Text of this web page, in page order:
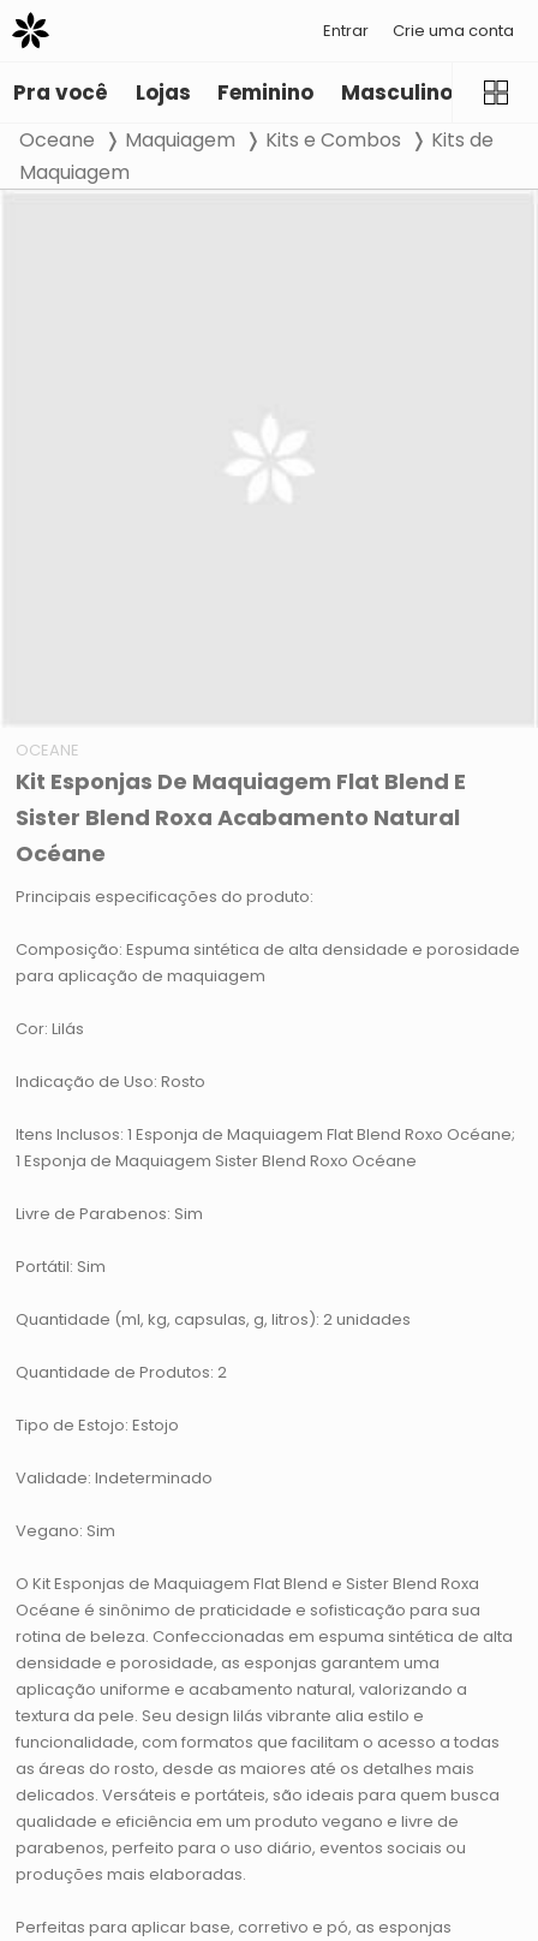
Entrar Crie uma conta
Pra você Lojas Feminino Masculino
Oceane Maquiagem Kits e Combos
Kits de
Maquiagem
OCEANE
Kit Esponjas De Maquiagem Flat Blend E
Sister Blend Roxa Acabamento Natural
Océane
Principais especificações do produto:
Composição: Espuma sintética de alta densidade e porosidade
para aplicação de maquiagem
Cor: Lilás
Indicação de Uso: Rosto
Itens Inclusos: 1 Esponja de Maquiagem Flat Blend Roxo Océane;
1 Esponja de Maquiagem Sister Blend Roxo Océane
Livre de Parabenos: Sim
Portátil: Sim
Quantidade (ml, kg, capsulas, g, litros): 2 unidades
Quantidade de Produtos: 2
Tipo de Estojo: Estojo
Validade: Indeterminado
Vegano: Sim
O Kit Esponjas de Maquiagem Flat Blend e Sister Blend Roxa
Océane é sinônimo de praticidade e sofisticação para sua
rotina de beleza. Confeccionadas em espuma sintética de alta
densidade e porosidade, as esponjas garantem uma
aplicação uniforme e acabamento natural, valorizando a
textura da pele. Seu design lilás vibrante alia estilo e
funcionalidade, com formatos que facilitam o acesso a todas
as áreas do rosto, desde as maiores até os detalhes mais
delicados. Versáteis e portáteis, são ideais para quem busca
qualidade e eficiência em um produto vegano e livre de
parabenos, perfeito para o uso diário, eventos sociais ou
produções mais elaboradas.
Perfeitas para aplicar base, corretivo e pó, as esponjas